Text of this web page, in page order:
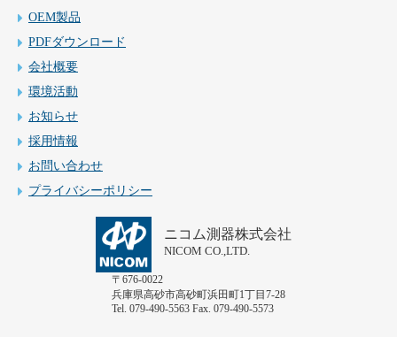
OEM製品
PDFダウンロード
会社概要
環境活動
お知らせ
採用情報
お問い合わせ
プライバシーポリシー
ニコム測器株式会社
NICOM CO.,LTD.
〒676-0022
兵庫県高砂市高砂町浜田町1丁目7-28
Tel. 079-490-5563 Fax. 079-490-5573